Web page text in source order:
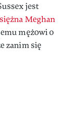
jest
Meghan
mężowi o
zanim się